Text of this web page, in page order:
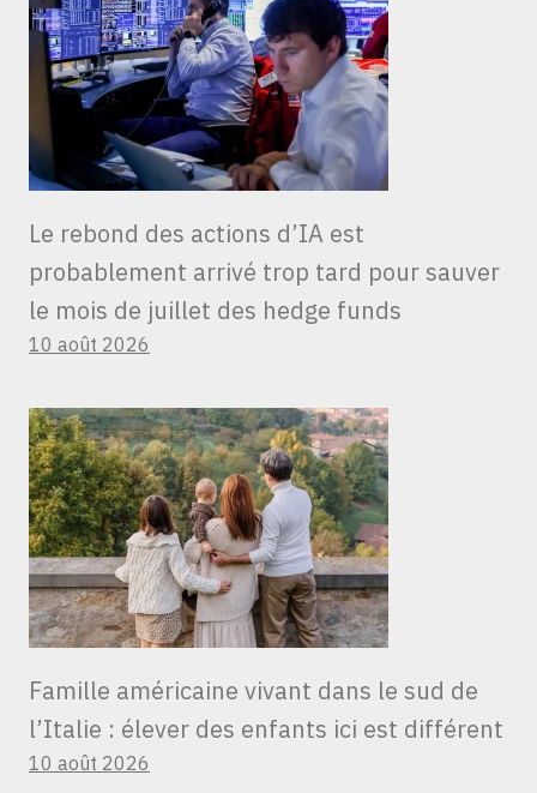
Le rebond des actions d’IA est
probablement arrivé trop tard pour sauver
le mois de juillet des hedge funds
10 août 2026
Famille américaine vivant dans le sud de
l’Italie : élever des enfants ici est différent
10 août 2026